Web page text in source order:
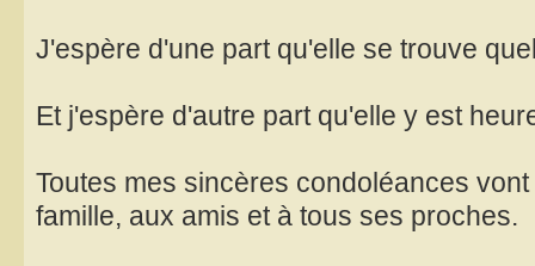
J'espère d'une part qu'elle se trouve
Et j'espère d'autre part qu'elle y est
Toutes mes sincères condoléances
famille, aux amis et à tous ses proches.